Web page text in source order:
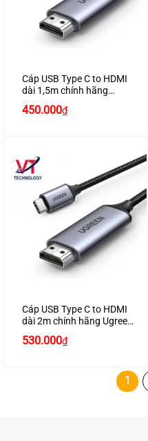
Cáp USB Type C to HDMI
dài 1,5m chính hãng
Ugreen 50570 hỗ trợ 4K2K
cao cấp
Giá
450.000₫Giá
hiện
Cáp USB Type C to HDMI
dài 2m chính hãng Ugreen
cấp
530.000₫
1